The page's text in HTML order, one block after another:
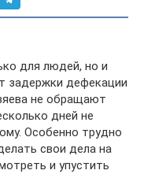
для людей, но и
задержки дефекации
не обращают
дней не
Особенно трудно
свои дела на
и упустить